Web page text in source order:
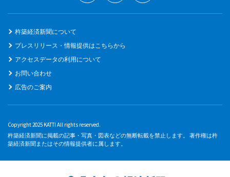
杵築経済新聞について
プレスリリース・情報提供はこちらから
アクセスデータの利用について
お問い合わせ
広告のご案内
Copyright 2025 KATTI All rights reserved.
杵築経済新聞に掲載の記事・写真・図表などの無断転載を禁止します。 著作権は杵
築経済新聞またはその情報提供者に属します。